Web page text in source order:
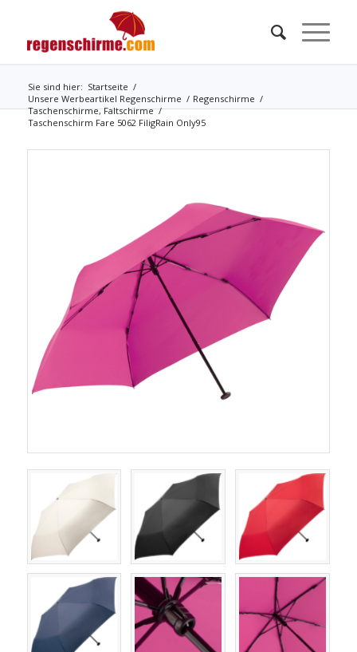
Sie sind hier: Startseite /
Unsere Werbeartikel Regenschirme / Regenschirme /
Taschenschirme, Faltschirme /
Taschenschirm Fare 5062 FiligRain Only95